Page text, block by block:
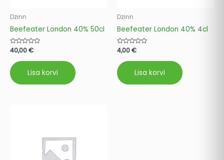
Dzinn
Beefeater London 40% 50cl
Hinnanguga
5
40,00€
Lisa korvi
Dzinn
Beefeater London 40% 4cl
Hinnanguga
5
4,00€
Lisa korvi